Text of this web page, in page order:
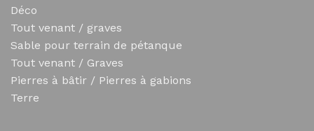
Déco
Tout venant / graves
Sable pour terrain de pétanque
Tout venant / Graves
Pierres à bâtir / Pierres à gabions
Terre